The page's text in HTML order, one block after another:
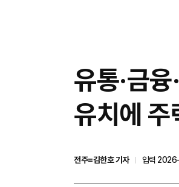
유통·금
유치에 주
전주=김한호 기자
입력